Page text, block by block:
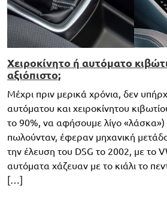
Χειροκίνητο ή αυτόματο
αξιόπιστο;
Μέχρι πριν μερικά χρόνια, δεν
αυτόματου και χειροκίνητου
το 90%, να αφήσουμε λίγο
πωλούνταν, έφεραν μηχανική
την έλευση του DSG το 2002, με το
αυτόματα χάζευαν με το κιάλι το
[…]